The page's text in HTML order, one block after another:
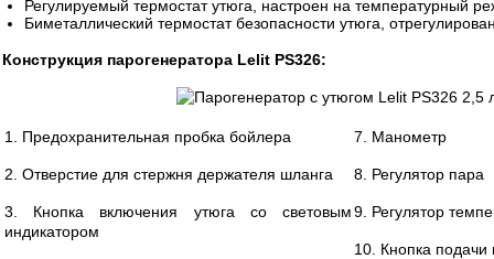
Регулируемый термостат утюга, настроен на температурный
Биметаллический термостат безопасности утюга,
Конструкция парогенератора Lelit PS326:
1. Предохранительная пробка бойлера
2. Отверстие для стержня держателя шланга
3. Кнопка включения утюга со световым
индикатором
7. Манометр
8. Регулятор пара
9. Регулятор
10. Кнопка подачи